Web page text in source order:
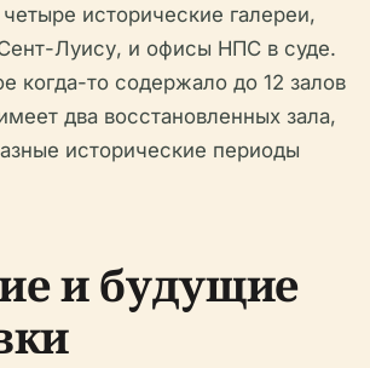
исторические галереи,
Луису, и офисы НПС в суде.
когда-то содержало до 12 залов
два восстановленных зала,
исторические периоды
и будущие